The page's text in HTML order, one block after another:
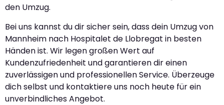
den Umzug.
Bei uns kannst du dir sicher sein, dass dein Umzug von
Mannheim nach Hospitalet de Llobregat in besten
Händen ist. Wir legen großen Wert auf
Kundenzufriedenheit und garantieren dir einen
zuverlässigen und professionellen Service. Überzeuge
dich selbst und kontaktiere uns noch heute für ein
unverbindliches Angebot.